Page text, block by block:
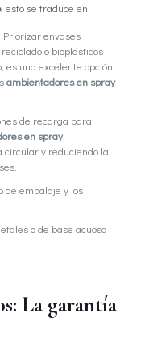
, esto se traduce en:
envases
o bioplásticos
es una excelente opción
ambientadores en spray
de recarga para
en spray,
circular y reduciendo la
de embalaje y los
o de base acuosa
La garantía